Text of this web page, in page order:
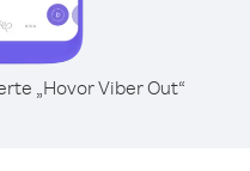
„Hovor Viber Out“